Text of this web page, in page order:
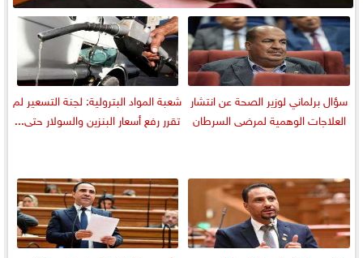
سؤال برلماني لوزير الصحة عن انتشار
العلاجات الوهمية لمرضى السرطان
شعبة المواد البترولية: لجنة التسعير لم
تقرر رفع أسعار البنزين والسولار حتى...